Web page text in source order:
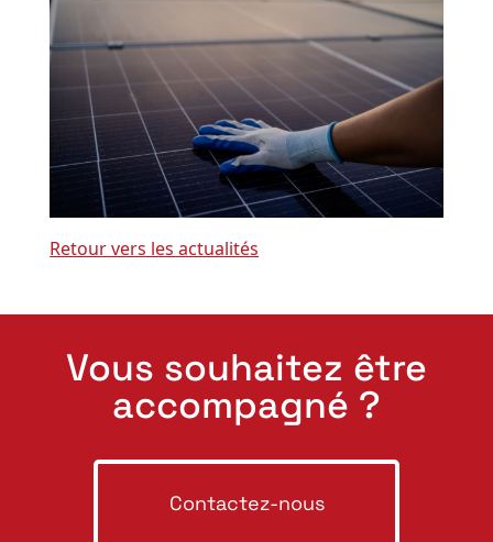
Retour vers les actualités
Vous souhaitez être
accompagné ?
Contactez-nous